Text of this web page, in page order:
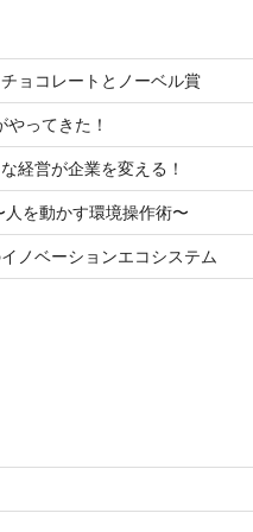
ョコレートとノーベル賞
やってきた！
経営が企業を変える！
を動かす環境操作術〜
ノベーションエコシステム